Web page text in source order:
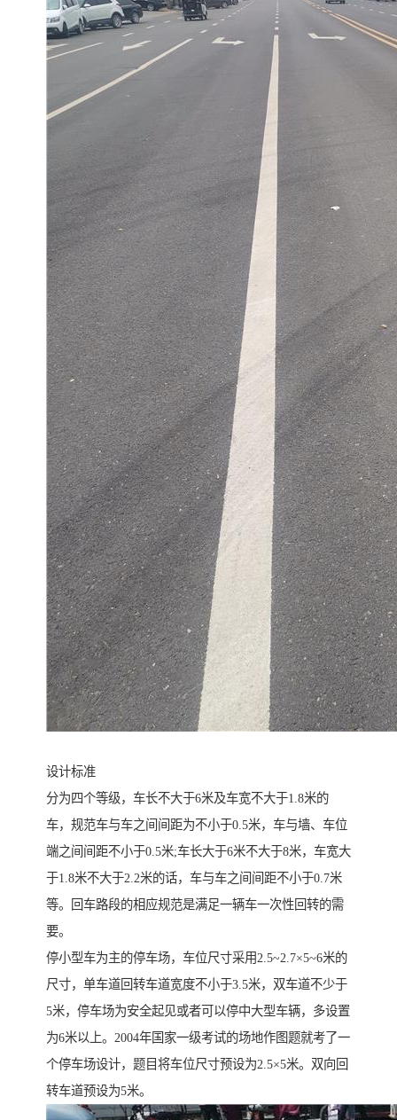
设计标准
分为四个等级，车长不大于6米及车宽不大于1.8米的
车，规范车与车之间间距为不小于0.5米，车与墙、车位
端之间间距不小于0.5米;车长大于6米不大于8米，车宽大
于1.8米不大于2.2米的话，车与车之间间距不小于0.7米
等。回车路段的相应规范是满足一辆车一次性回转的需
要。
停小型车为主的停车场，车位尺寸采用2.5~2.7×5~6米的
尺寸，单车道回转车道宽度不小于3.5米，双车道不少于
5米，停车场为安全起见或者可以停中大型车辆，多设置
为6米以上。2004年国家一级考试的场地作图题就考了一
个停车场设计，题目将车位尺寸预设为2.5×5米。双向回
转车道预设为5米。